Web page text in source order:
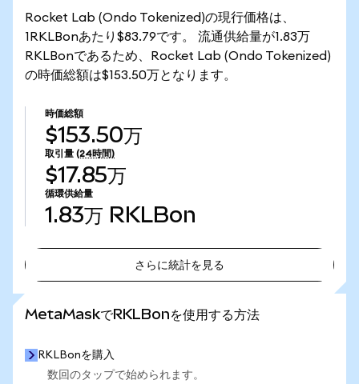
Rocket Lab (Ondo Tokenized)の現行価格は、
1RKLBonあたり$83.79です。 流通供給量が1.83万
RKLBonであるため、Rocket Lab (Ondo Tokenized)
の時価総額は$153.50万となります。
時価総額
$153.50万
取引量 (24時間)
$17.85万
循環供給量
1.83万 RKLBon
さらに統計を見る
MetaMaskでRKLBonを使用する方法
RKLBonを購入
数回のタップで始められます。